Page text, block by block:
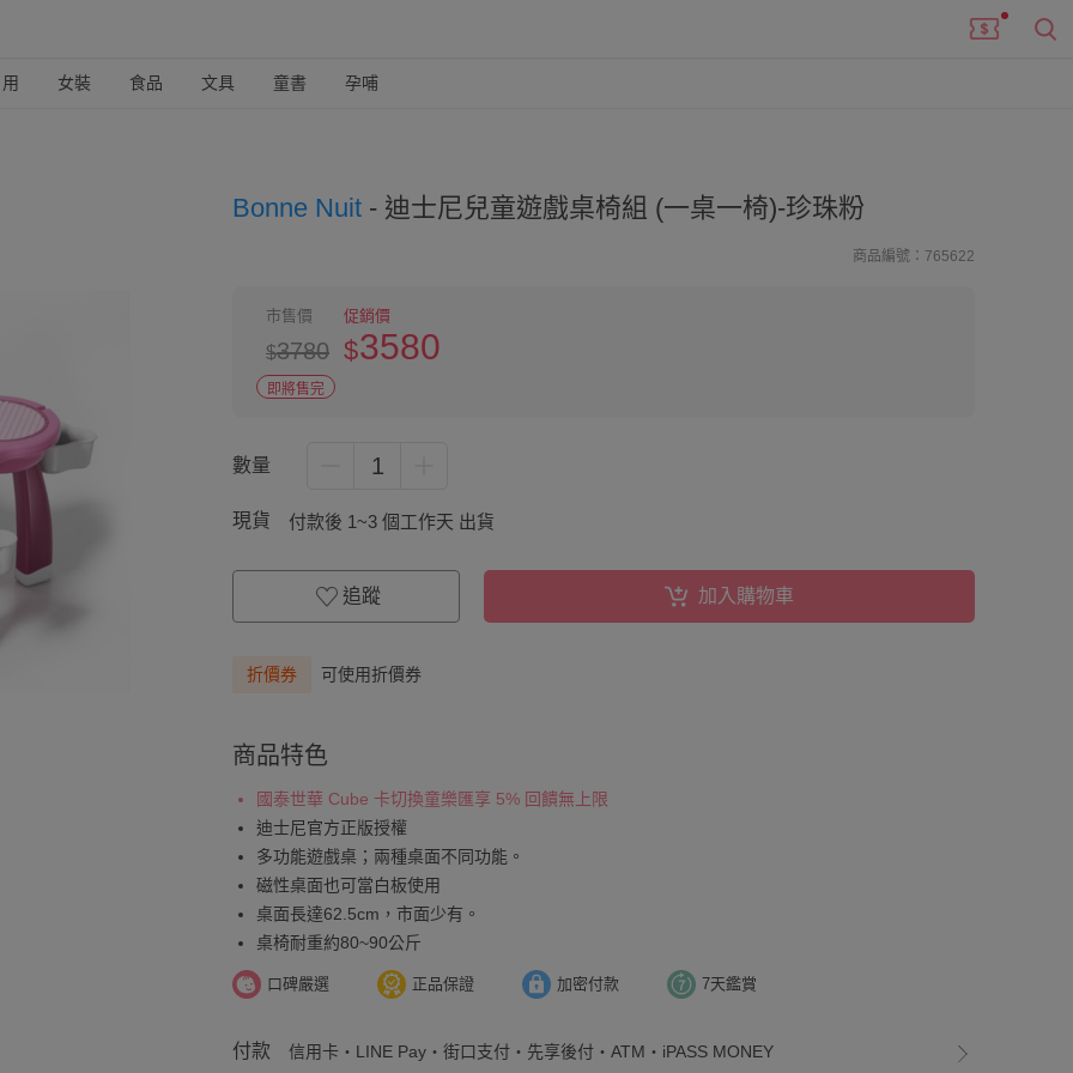
女裝 食品 文具 童書 孕哺
Bonne Nuit - 迪士尼兒童遊戲桌椅組 (一桌一椅)-珍珠粉
商品編號：765622
市售價
$3780
促銷價
$3580
即將售完
數量 1
現貨 付款後 1~3 個工作天 出貨
追蹤 加入購物車
折價券 可使用折價券
商品特色
國泰世華 Cube 卡切換童樂匯享 5% 回饋無上限
迪士尼官方正版授權
多功能遊戲桌；兩種桌面不同功能。
磁性桌面也可當白板使用
桌面長達62.5cm，市面少有。
桌椅耐重約80~90公斤
口碑嚴選 正品保證 加密付款 7天鑑賞
付款 信用卡・LINE Pay・街口支付・先享後付・ATM・iPASS MONEY